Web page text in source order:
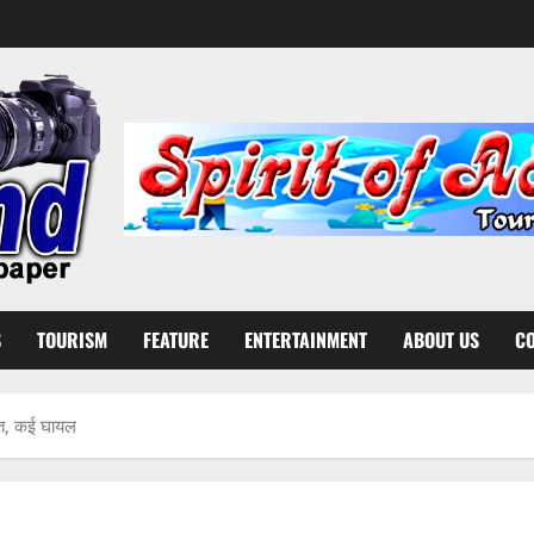
TOURISM FEATURE ENTERTAINMENT ABOUT US
कई घायल